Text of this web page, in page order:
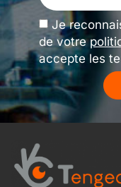
Je
de votre
accepte les